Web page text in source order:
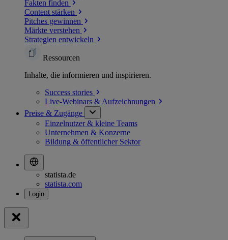
Fakten finden
Content stärken
Pitches gewinnen
Märkte verstehen
Strategien entwickeln
Ressourcen
Inhalte, die informieren und inspirieren.
Success stories
Live-Webinars & Aufzeichnungen
Preise & Zugänge
Einzelnutzer & kleine Teams
Unternehmen & Konzerne
Bildung & öffentlicher Sektor
statista.de
statista.com